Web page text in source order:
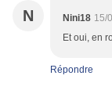
N Nini18 15/
Et oui, en
Répondre